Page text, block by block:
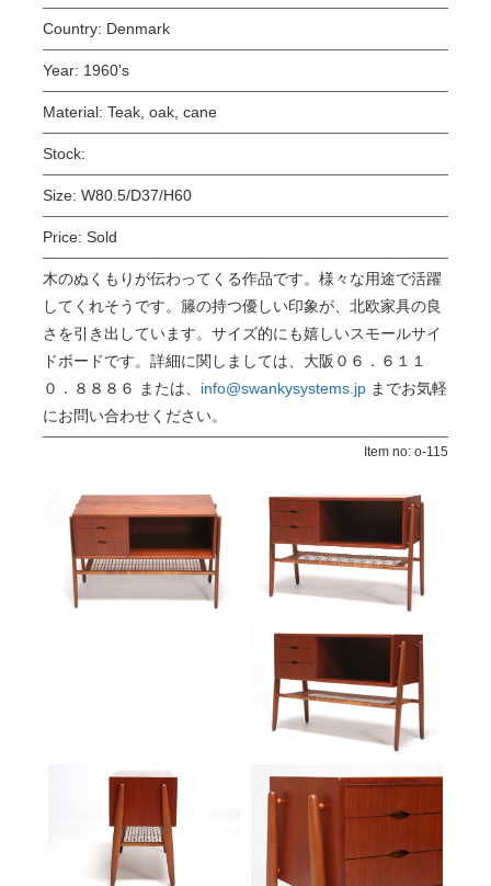
Country: Denmark
Year: 1960's
Material: Teak, oak, cane
Stock:
Size: W80.5/D37/H60
Price: Sold
木のぬくもりが伝わってくる作品です。様々な用途で活躍
してくれそうです。籐の持つ優しい印象が、北欧家具の良
さを引き出しています。サイズ的にも嬉しいスモールサイ
ドボードです。詳細に関しましては、大阪０６．６１１
０．８８８６ または、 info@swankysystems.jp までお気軽
にお問い合わせください。
Item no: o-115